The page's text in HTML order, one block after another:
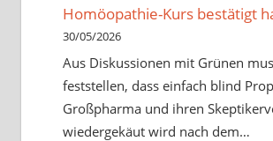
Homöopathie-Kurs bestätigt
30/05/2026
Aus Diskussionen mit Grünen
feststellen, dass einfach blind
Großpharma und ihren
wiedergekäut wird nach dem…